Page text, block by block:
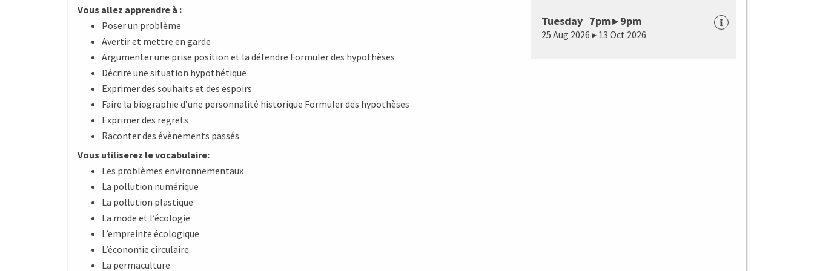
Vous allez apprendre à :
Poser un problème
Avertir et mettre en garde
Argumenter une prise position et la défendre Formuler des hypothèses
Décrire une situation hypothétique
Exprimer des souhaits et des espoirs
Faire la biographie d’une personnalité historique Formuler des hypothèses
Exprimer des regrets
Raconter des évènements passés
Vous utiliserez le vocabulaire:
Les problèmes environnementaux
La pollution numérique
La pollution plastique
La mode et l’écologie
L’empreinte écologique
L’économie circulaire
La permaculture
Tuesday 7pm ▸ 9pm
25 Aug 2026 ▸ 13 Oct 2026